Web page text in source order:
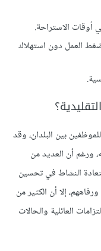
أوقات الاستراحة.
العمل دون استهلاك
بين البلدان، وقد
ورغم أن العديد من
النشاط في تحسين
إلا أن الكثير من
العائلية والحالات